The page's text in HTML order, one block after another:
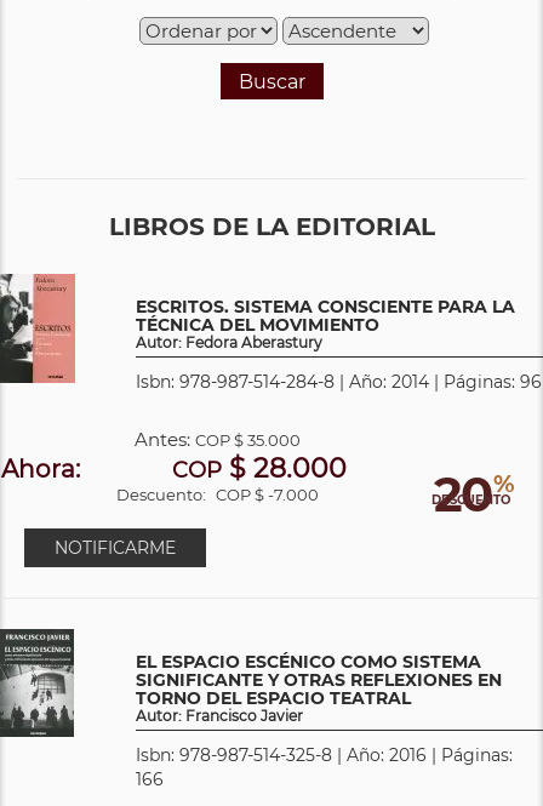
Buscar
LIBROS DE LA EDITORIAL
ESCRITOS. SISTEMA CONSCIENTE PARA LA
TÉCNICA DEL MOVIMIENTO
Autor: Fedora Aberastury
Isbn: 978-987-514-284-8 | Año: 2014 | Páginas: 96
20%
DESCUENTO
Antes: COP$ 35.000
Ahora: COP $ 28.000
Descuento: COP $ -7.000
NOTIFICARME
EL ESPACIO ESCÉNICO COMO SISTEMA
SIGNIFICANTE Y OTRAS REFLEXIONES EN
TORNO DEL ESPACIO TEATRAL
Autor: Francisco Javier
Isbn: 978-987-514-325-8 | Año: 2016 | Páginas:
166